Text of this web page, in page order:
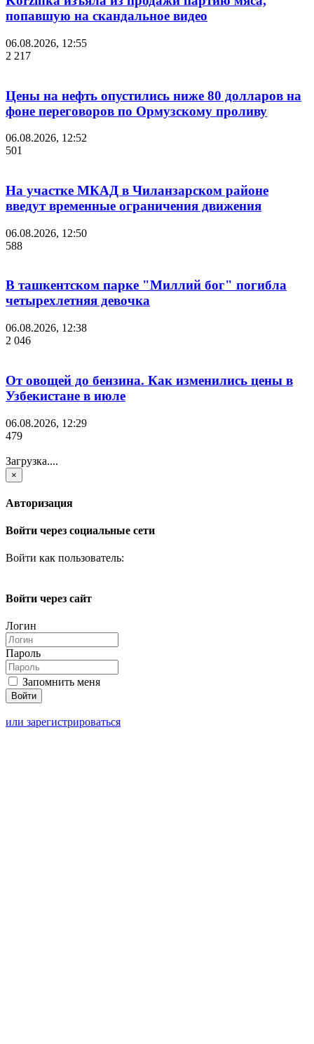
попавшую на скандальное видео
06.08.2026, 12:55
2 217
Цены на нефть опустились ниже 80 долларов на
фоне переговоров по Ормузскому проливу
06.08.2026, 12:52
501
На участке МКАД в Чиланзарском районе
введут временные ограничения движения
06.08.2026, 12:50
588
В ташкентском парке "Миллий бог" погибла
четырехлетняя девочка
06.08.2026, 12:38
2 046
От овощей до бензина. Как изменились цены в
Узбекистане в июле
06.08.2026, 12:29
479
Загрузка....
×
Авторизация
Войти через социальные сети
Войти как пользователь:
Войти через сайт
Логин
Пароль
Запомнить меня
или зарегистрироваться